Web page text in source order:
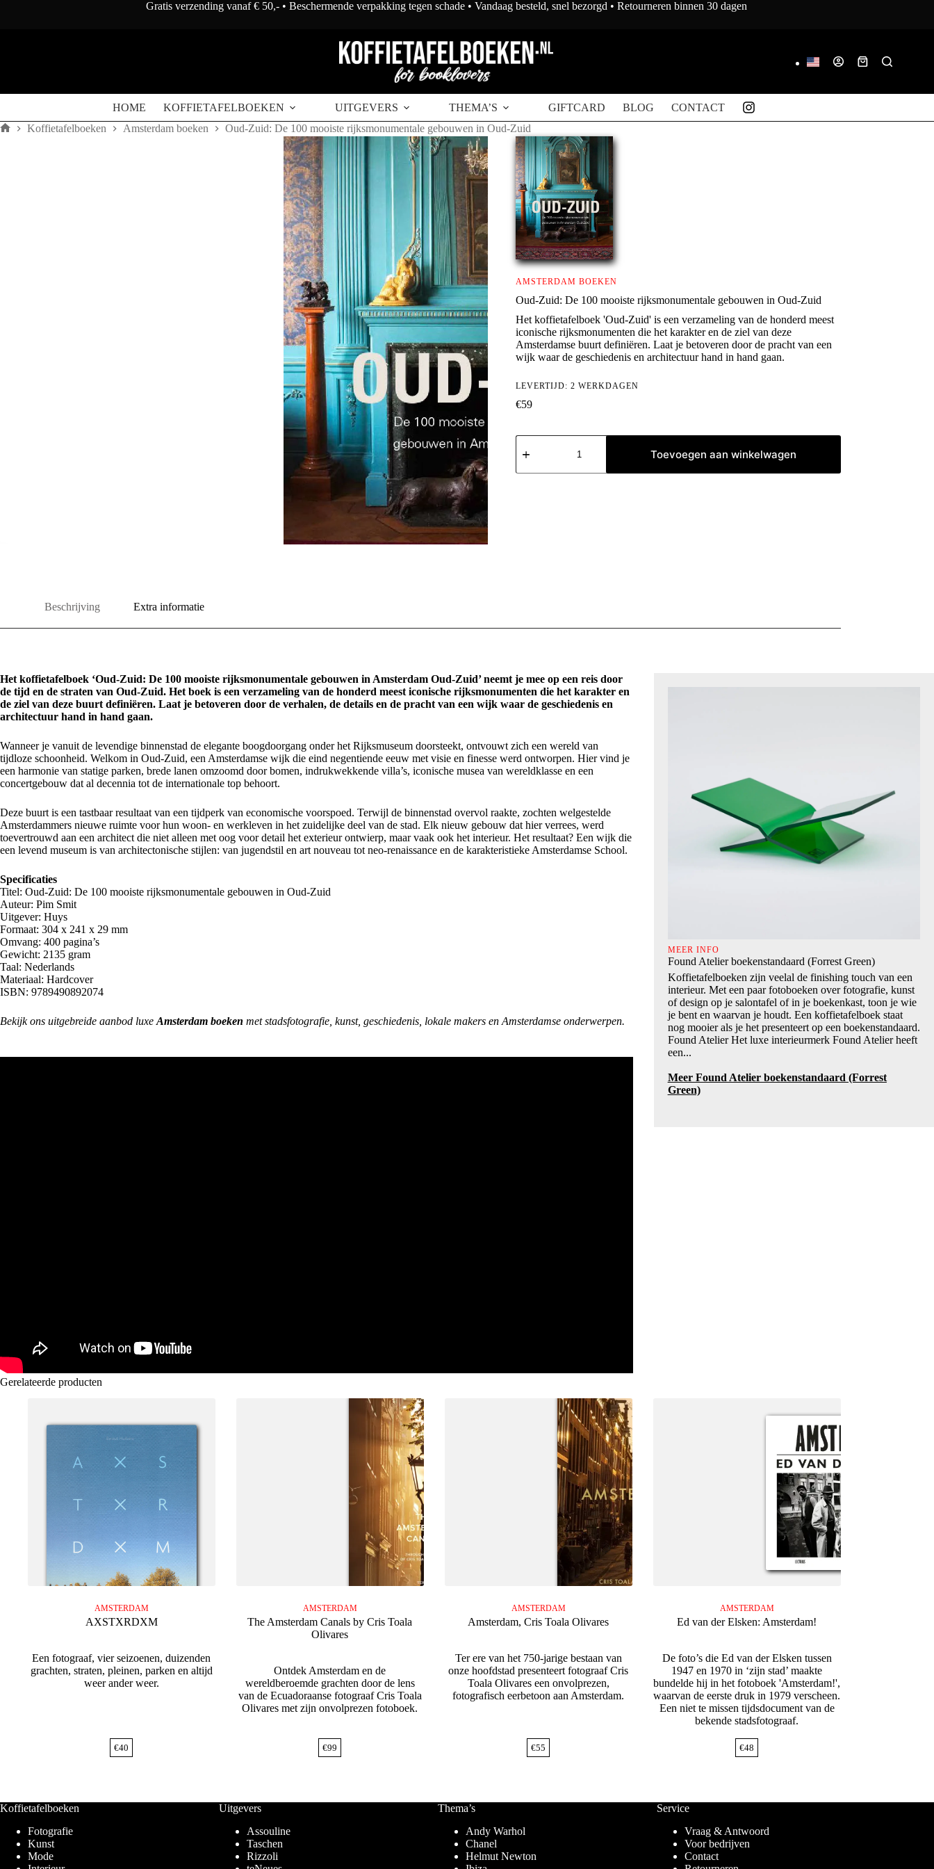
Gratis verzending vanaf € 50,- • Beschermende verpakking tegen schade • Vandaag besteld, snel bezorgd • Retourneren binnen 30 dagen
Winkelwagen
HOME KOFFIETAFELBOEKEN UITGEVERS THEMA’S GIFTCARD BLOG CONTACT
Koffietafelboeken Amsterdam boeken Oud-Zuid: De 100 mooiste rijksmonumentale gebouwen in Oud-Zuid
AMSTERDAM BOEKEN
Oud-Zuid: De 100 mooiste rijksmonumentale gebouwen in Oud-Zuid
Het koffietafelboek 'Oud-Zuid' is een verzameling van de honderd meest
iconische rijksmonumenten die het karakter en de ziel van deze
Amsterdamse buurt definiëren. Laat je betoveren door de pracht van een
wijk waar de geschiedenis en architectuur hand in hand gaan.
LEVERTIJD: 2 WERKDAGEN
€59
Oud-
Zuid:
100
Toevoegen aan winkelwagen
Beschrijving Extra informatie
Het koffietafelboek ‘Oud-Zuid: De 100 mooiste rijksmonumentale gebouwen in Amsterdam Oud-Zuid’ neemt je mee op een reis door
de tijd en de straten van Oud-Zuid. Het boek is een verzameling van de honderd meest iconische rijksmonumenten die het karakter en
de ziel van deze buurt definiëren. Laat je betoveren door de verhalen, de details en de pracht van een wijk waar de geschiedenis en
architectuur hand in hand gaan.
Wanneer je vanuit de levendige binnenstad de elegante boogdoorgang onder het Rijksmuseum doorsteekt, ontvouwt zich een wereld van
tijdloze schoonheid. Welkom in Oud-Zuid, een Amsterdamse wijk die eind negentiende eeuw met visie en finesse werd ontworpen. Hier vind je
een harmonie van statige parken, brede lanen omzoomd door bomen, indrukwekkende villa’s, iconische musea van wereldklasse en een
concertgebouw dat al decennia tot de internationale top behoort.
Deze buurt is een tastbaar resultaat van een tijdperk van economische voorspoed. Terwijl de binnenstad overvol raakte, zochten welgestelde
Amsterdammers nieuwe ruimte voor hun woon- en werkleven in het zuidelijke deel van de stad. Elk nieuw gebouw dat hier verrees, werd
toevertrouwd aan een architect die niet alleen met oog voor detail het exterieur ontwierp, maar vaak ook het interieur. Het resultaat? Een wijk die
een levend museum is van architectonische stijlen: van jugendstil en art nouveau tot neo-renaissance en de karakteristieke Amsterdamse School.
Specificaties
Titel: Oud-Zuid: De 100 mooiste rijksmonumentale gebouwen in Oud-Zuid
Auteur: Pim Smit
Uitgever: Huys
Formaat: 304 x 241 x 29 mm
Omvang: 400 pagina’s
Gewicht: 2135 gram
Taal: Nederlands
Materiaal: Hardcover
ISBN: 9789490892074
Bekijk ons uitgebreide aanbod luxe Amsterdam boeken met stadsfotografie, kunst, geschiedenis, lokale makers en Amsterdamse onderwerpen.
MEER INFO
Found Atelier boekenstandaard (Forrest Green)
Koffietafelboeken zijn veelal de finishing touch van een
interieur. Met een paar fotoboeken over fotografie, kunst
of design op je salontafel of in je boekenkast, toon je wie
je bent en waarvan je houdt. Een koffietafelboek staat
nog mooier als je het presenteert op een boekenstandaard.
Found Atelier Het luxe interieurmerk Found Atelier heeft
een...
Meer Found Atelier boekenstandaard (Forrest
Green)
Gerelateerde producten
AMSTERDAM
AXSTXRDXM
Een fotograaf, vier seizoenen, duizenden
grachten, straten, pleinen, parken en altijd
weer ander weer.
€40
AMSTERDAM
The Amsterdam Canals by Cris Toala
Olivares
Ontdek Amsterdam en de
wereldberoemde grachten door de lens
van de Ecuadoraanse fotograaf Cris Toala
Olivares met zijn onvolprezen fotoboek.
€99
AMSTERDAM
Amsterdam, Cris Toala Olivares
Ter ere van het 750-jarige bestaan van
onze hoofdstad presenteert fotograaf Cris
Toala Olivares een onvolprezen,
fotografisch eerbetoon aan Amsterdam.
€55
AMSTERDAM
Ed van der Elsken: Amsterdam!
De foto’s die Ed van der Elsken tussen
1947 en 1970 in ‘zijn stad’ maakte
bundelde hij in het fotoboek 'Amsterdam!',
waarvan de eerste druk in 1979 verscheen.
Een niet te missen tijdsdocument van de
bekende stadsfotograaf.
€48
Koffietafelboeken
Fotografie
Kunst
Mode
Uitgevers
Assouline
Taschen
Rizzoli
Thema’s
Andy Warhol
Chanel
Helmut Newton
Service
Vraag & Antwoord
Voor bedrijven
Contact